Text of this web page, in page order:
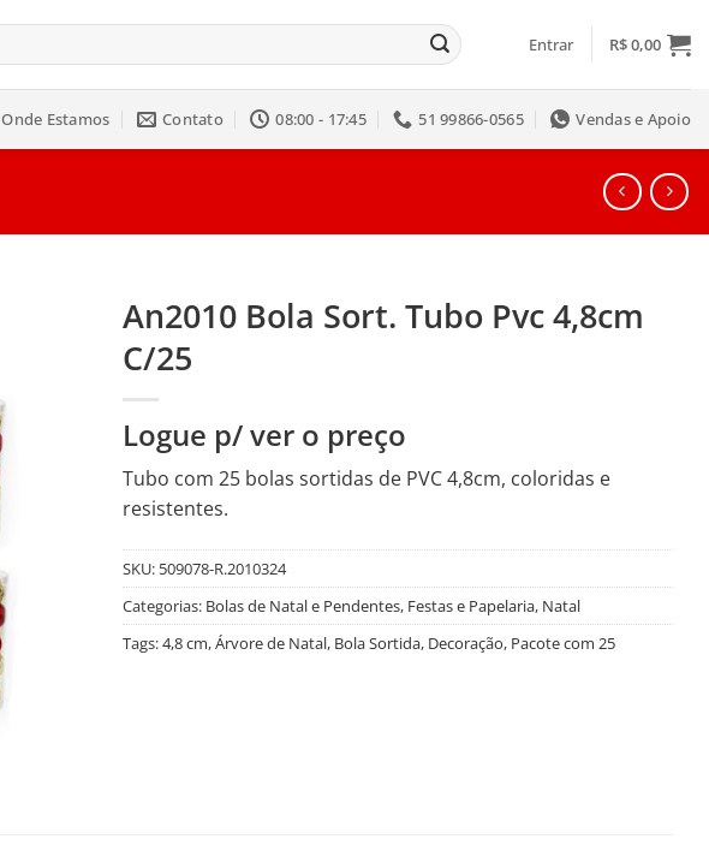
Entrar R$0,00
Onde Estamos Contato 08:00 - 17:45 51 99866-0565 Vendas e Apoio
An2010 Bola Sort. Tubo Pvc 4,8cm
C/25
Logue p/ ver o preço
Tubo com 25 bolas sortidas de PVC 4,8cm, coloridas e
resistentes.
SKU: 509078-R.2010324
Categorias: Bolas de Natal e Pendentes, Festas e Papelaria, Natal
Tags:4,8 cm,Árvore de Natal, Bola Sortida, Decoração, Pacote com 25